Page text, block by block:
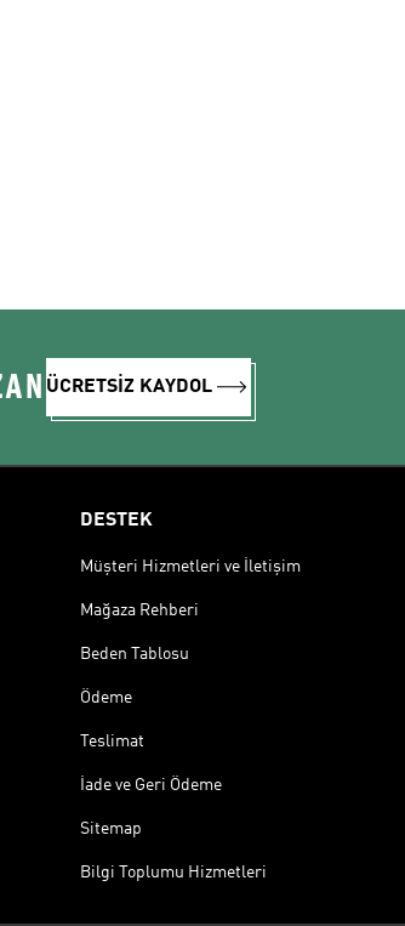
ÜCRETSİZ KAYDOL
DESTEK
Müşteri Hizmetleri ve İletişim
Mağaza Rehberi
Beden Tablosu
Ödeme
Teslimat
İade ve Geri Ödeme
Sitemap
Bilgi Toplumu Hizmetleri